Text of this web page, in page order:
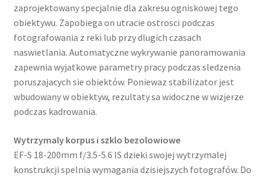
zaprojektowany specjalnie dla zakresu ogniskowej tego
obiektywu. Zapobiega on utracie ostrosci podczas
fotografowania z reki lub przy dlugich czasach
naswietlania. Automatyczne wykrywanie panoramowania
zapewnia wyjatkowe parametry pracy podczas sledzenia
poruszajacych sie obiektów. Poniewaz stabilizator jest
wbudowany w obiektyw, rezultaty sa widoczne w wizjerze
podczas kadrowania.
Wytrzymaly korpus i szklo bezolowiowe
EF-S 18-200mm f/3.5-5.6 IS dzieki swojej wytrzymalej
konstrukcji spelnia wymagania dzisiejszych fotografów. Do